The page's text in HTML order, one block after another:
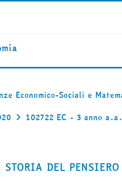
Economico-Sociali e
102722 EC - 3 anno
DEL